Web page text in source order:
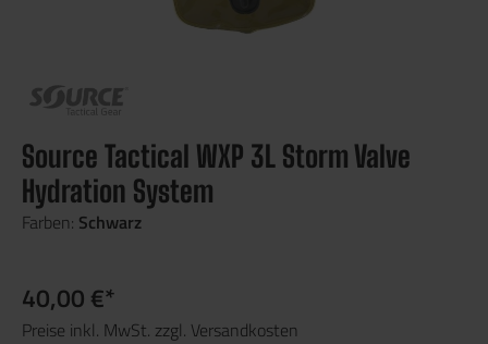
Source Tactical WXP 3L Storm Valve
Hydration System
Farben: Schwarz
40,00 €*
Preise inkl. MwSt. zzgl. Versandkosten